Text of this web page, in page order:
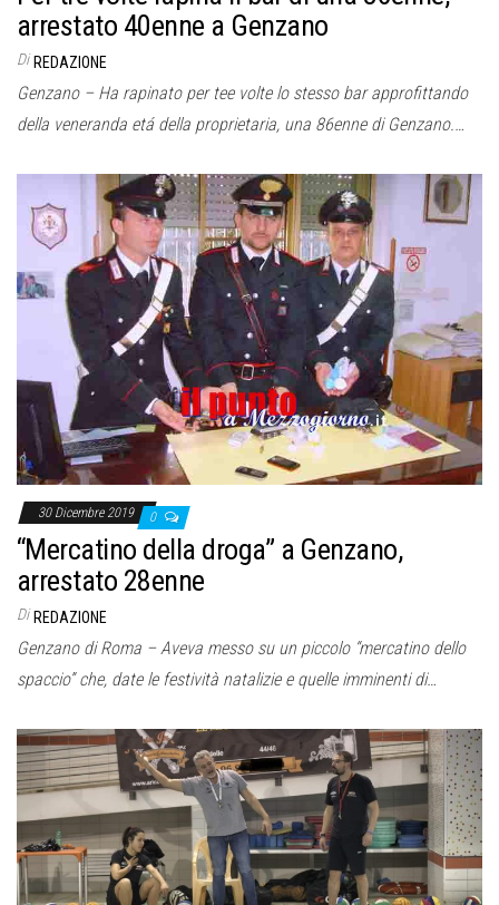
arrestato 40enne a Genzano
Di REDAZIONE
Genzano – Ha rapinato per tee volte lo stesso bar approfittando
della veneranda etá della proprietaria, una 86enne di Genzano.…
30 Dicembre 2019 0
“Mercatino della droga” a Genzano,
arrestato 28enne
Di REDAZIONE
Genzano di Roma – Aveva messo su un piccolo “mercatino dello
spaccio” che, date le festività natalizie e quelle imminenti di…